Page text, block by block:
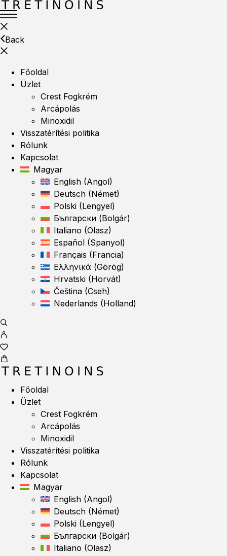
Back
Főoldal
Üzlet
Crest Fogkrém
Arcápolás
Minoxidil
Visszatérítési politika
Rólunk
Kapcsolat
Magyar
English (Angol)
Deutsch (Német)
Polski (Lengyel)
Български (Bolgár)
Italiano (Olasz)
Español (Spanyol)
Français (Francia)
Ελληνικά (Görög)
Hrvatski (Horvát)
Čeština (Cseh)
Nederlands (Holland)
Főoldal
Üzlet
Crest Fogkrém
Arcápolás
Minoxidil
Visszatérítési politika
Rólunk
Kapcsolat
Magyar
English (Angol)
Deutsch (Német)
Polski (Lengyel)
Български (Bolgár)
Italiano (Olasz)